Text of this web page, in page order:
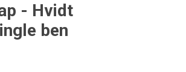
- Hvidt
ben